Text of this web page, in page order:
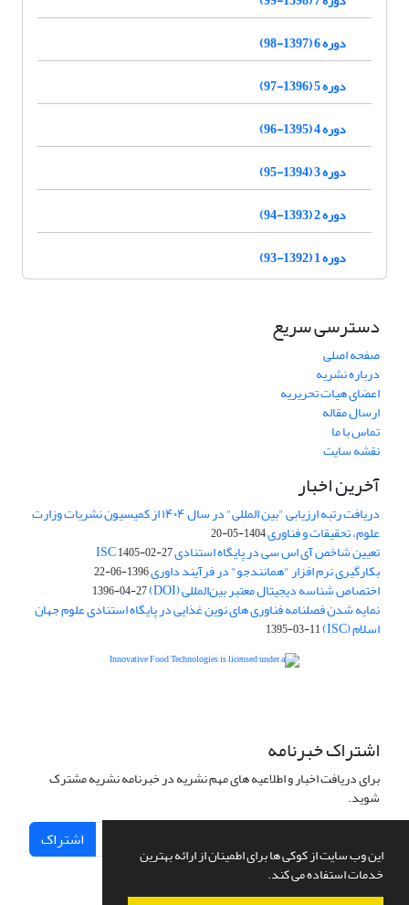
این وب سایت از کوکی ها برای اطمینان از ارائه بهترین
خدمات استفاده می کند.
دوره 6 (1397-98)
دوره 5 (1396-97)
دوره 4 (1395-96)
دوره 3 (1394-95)
دوره 2 (1393-94)
دوره 1 (1392-93)
دسترسی سریع
صفحه اصلی
درباره نشریه
اعضای هیات تحریریه
ارسال مقاله
تماس با ما
نقشه سایت
آخرین اخبار
دریافت رتبه ارزیابی "بین المللی" در سال ۱۴۰۴ از کمیسیون نشریات وزارت
علوم، تحقیقات و فناوری1404-05-20
تعیین شاخص آی اس سی در پایگاه استنادی ISC1405-02-27
بکارگیری نرم افزار "همانندجو" در فرآیند داوری1396-06-22
اختصاص شناسه دیجیتال معتبر بین‌المللی (DOI) 1396-04-27
نمایه شدن فصلنامه فناوری های نوین غذایی در پایگاه استنادی علوم جهان
اسلام (ISC) 1395-03-11
اشتراک خبرنامه
برای دریافت اخبار و اطلاعیه های مهم نشریه در خبرنامه نشریه مشترک
شوید.
اشتراک